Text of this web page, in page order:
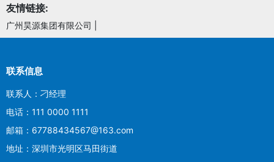
友情链接:
广州昊源集团有限公司
联系信息
联系人：刁经理
电话：111 0000 1111
邮箱：67788434567@163.com
地址：深圳市光明区马田街道